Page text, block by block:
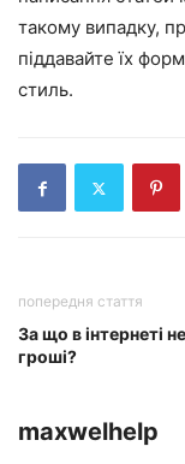
такому випадку,
піддавайте їх
стиль.
попередня стаття
За що в інтернеті
гроші?
maxwelhelp